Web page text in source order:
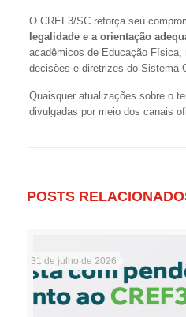
O CREF3/SC reforça seu
legalidade e a orientação
acadêmicos de Educação Física,
decisões e diretrizes do Sistema
Quaisquer atualizações sobre o
divulgadas por meio dos canais
POSTS
31 de julho de 2026